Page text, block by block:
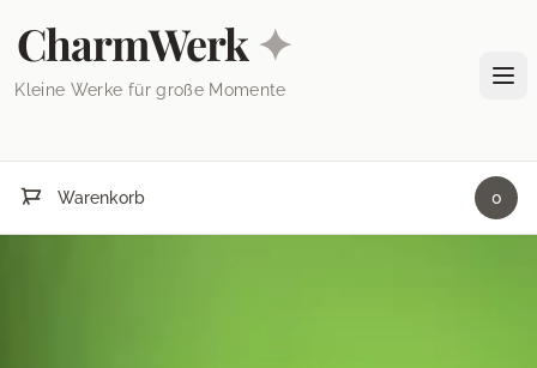
Skip to content
CharmWerk✦
Kleine Werke für große Momente
Warenkorb 0